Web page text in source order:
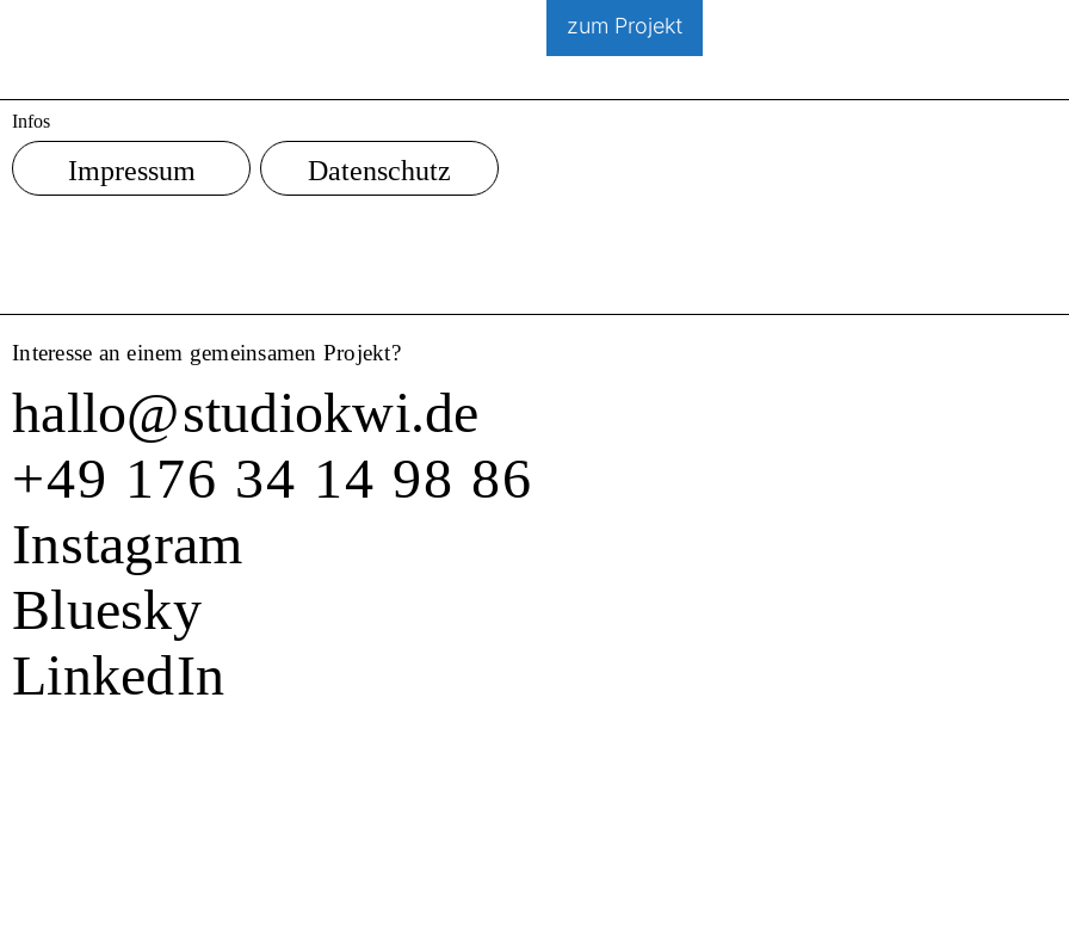
zum Projekt
Infos
Impressum Datenschutz
Interesse an einem gemeinsamen Projekt?
hallo@studiokwi.de
+49 176 34 14 98 86
Instagram
Bluesky
LinkedIn